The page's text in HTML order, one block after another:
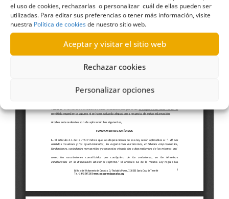
el uso de cookies, rechazarlas o personalizar cuál de ellas pueden ser
utilizadas. Para editar sus preferencias o tener más información, visite
nuestra Política de cookiesde nuestro sitio web.
Aceptar y visitar el sitio web
Rechazar cookies
Personalizar opciones